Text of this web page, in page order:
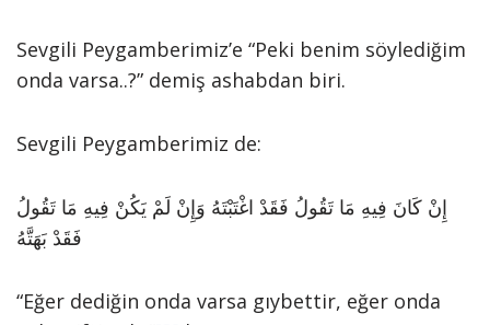
Sevgili Peygamberimiz’e “Peki benim söylediğim
onda varsa..?” demiş ashabdan biri.
Sevgili Peygamberimiz de:
إِنْ كَانَ فِيهِ مَا تَقُولُ فَقَدْ اغْتَبْتَهُ وَإِنْ لَمْ يَكُنْ فِيهِ مَا تَقُولُ
فَقَدْ بَهَتَّهُ
“Eğer dediğin onda varsa gıybettir, eğer onda